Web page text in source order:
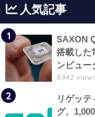
人気記事
1
SAXON
搭載した
ンピュー
8942
2
リゲッ
グ、